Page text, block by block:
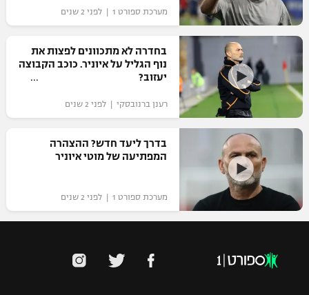
מערכת ספורט 1 | לפני 2 שנים
בחדרה לא מתכוונים לפצות את
נוף הגליל על איוניר. כוכב הקבוצה
יעזוב?
רענן ברנובסקי | לפני 2 שנים
בדרך ליעד חדש? ההצהרה
המפתיעה של מוטי איוניר
מערכת ספורט 1 | לפני 2 שנים